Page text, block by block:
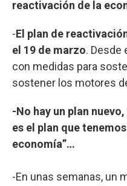
reactivación de la
-El plan de
el 19 de marzo. Desde
con medidas para
sostener los motores
-No hay un plan
es el plan que
economía”…
-En unas semanas, un